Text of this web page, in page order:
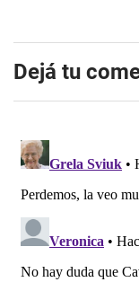
Dejá tu